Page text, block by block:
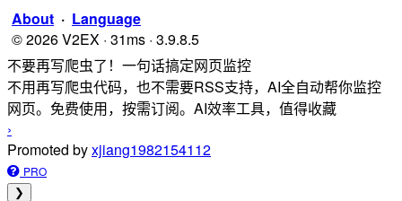
About · Language
© 2026 V2EX · 31ms · 3.9.8.5
不要再写爬虫了！一句话搞定网页监控
不用再写爬虫代码，也不需要RSS支持，AI全自动帮你监控
网页。免费使用，按需订阅。AI效率工具，值得收藏
›
Promoted byxjiang1982154112
PRO
❯